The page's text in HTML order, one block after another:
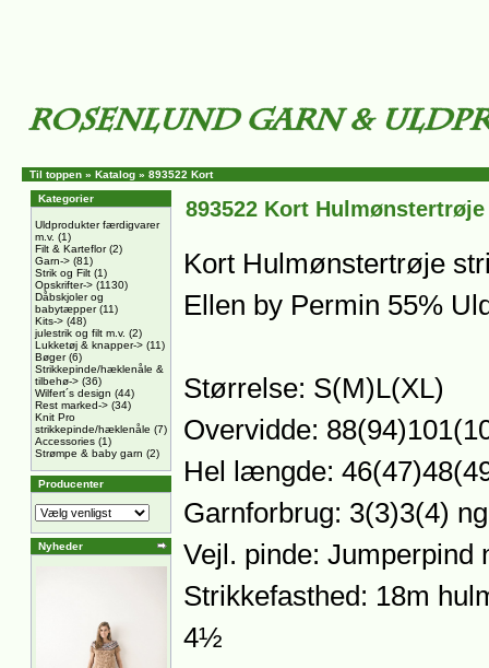
Til toppen » Katalog » 893522 Kort
Kategorier
Uldprodukter færdigvarer
m.v. (1)
Filt & Karteflor(2)
Garn-> (81)
Strik og Filt (1)
Opskrifter-> (1130)
Dåbskjoler og
babytæpper(11)
Kits-> (48)
julestrik og filt m.v. (2)
Lukketøj & knapper-> (11)
Bøger(6)
Strikkepinde/hæklenåle &
tilbehø-> (36)
Wilfert´s design (44)
Rest marked-> (34)
Knit Pro
strikkepinde/hæklenåle (7)
Accessories (1)
Strømpe & baby garn (2)
Producenter
Nyheder
893522 Kort Hulmønstertrøje
Kort Hulmønstertrøje
Ellen by Permin 55%
Størrelse: S(M)L(XL)
Overvidde:
Hel længde:
Garnforbrug: 3(3)3(4)
Vejl. pinde: Jumperpind
Strikkefasthed: 18m
4½